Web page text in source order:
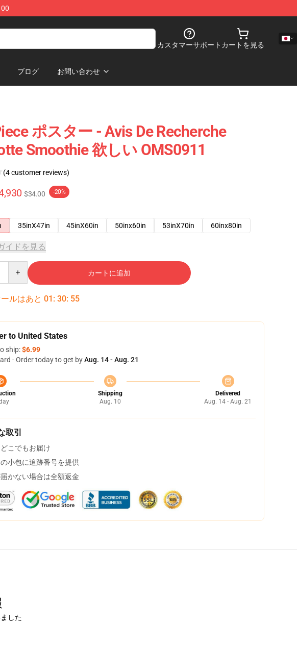
カスタマーサポート カートを見る
ブログ お問い合わせ
ポスター - Avis De Recherche
Smoothie 欲しい OMS0911
(4 customer reviews)
$34.00 -20%
35inX47in 45inX60in 50inx60in 53inX70in 60inx80in
イドを見る
カートに追加
ルはあと 01 : 30: 54
to United States
ship:$6.99
- Order today to get byAug. 14 - Aug. 21
Shipping
Aug. 10
Delivered
Aug. 14 - Aug. 21
取引
こでもお届け
小包に追跡番号を提供
かない場合は全額返金
した